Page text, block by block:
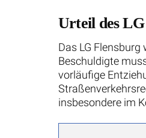
Urteil des LG
Das LG
Beschuldigte
vorläufige
insbesondere im